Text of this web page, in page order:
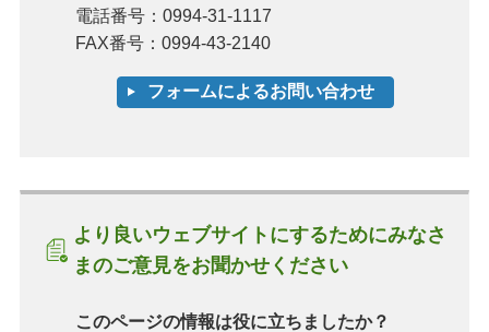
電話番号：0994-31-1117
FAX番号：0994-43-2140
より良いウェブサイトにするためにみなさ
まのご意見をお聞かせください
このページの情報は役に立ちましたか？